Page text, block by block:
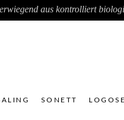
aus kontrolliert
SONETT